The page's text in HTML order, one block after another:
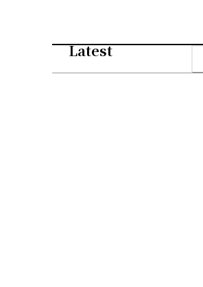
Latest